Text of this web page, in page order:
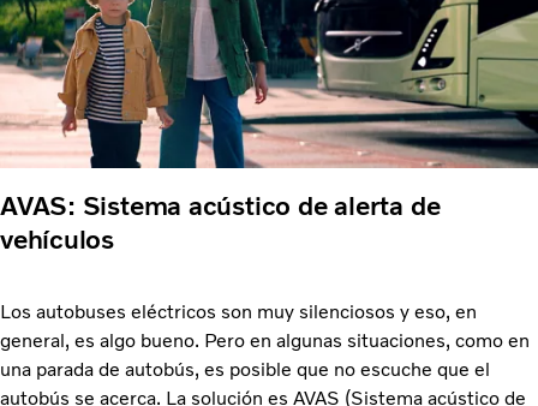
AVAS: Sistema acústico de alerta de
vehículos
Los autobuses eléctricos son muy silenciosos y eso, en
general, es algo bueno. Pero en algunas situaciones, como en
una parada de autobús, es posible que no escuche que el
autobús se acerca. La solución es AVAS (Sistema acústico de